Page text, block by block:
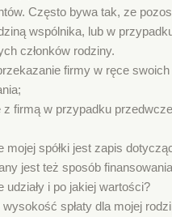
Często bywa tak, ze
wspólnika, lub w
członków rodziny.
firmy w ręce
z firmą w przypadku
mojej spółki jest zapis
jest też sposób
udziały i po jakiej wartości?
spłaty dla mojej